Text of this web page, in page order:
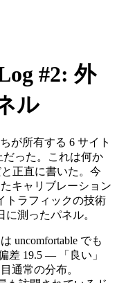
#2: 外
ル
が所有する 6 サイト
だった。これは何か
正直に書いた。今
キャリブレーション
トラフィックの技術
測ったパネル。
uncomfortable でも
差 19.5 — 「良い」
通常の分布。